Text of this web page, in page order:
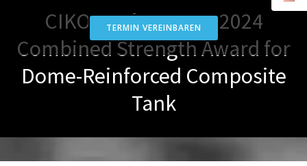
TERMIN VEREINBAREN
CIKONI wins CAMX 2024
Combined Strength Award for
Dome-Reinforced Composite
Tank